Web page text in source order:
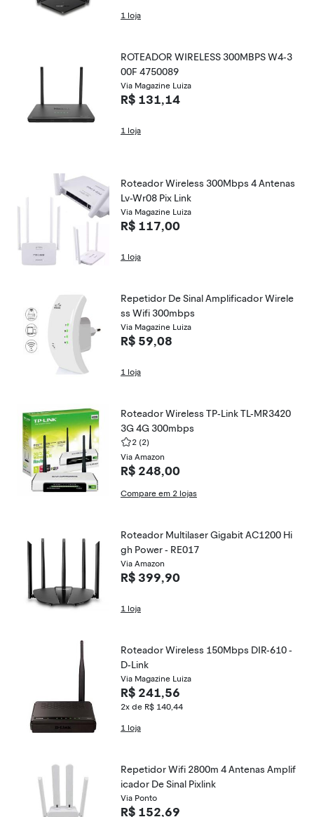
1 loja
ROTEADOR WIRELESS 300MBPS W4-3
00F 4750089
Via Magazine Luiza
R$ 131,14
1 loja
Roteador Wireless 300Mbps 4 Antenas
Lv-Wr08 Pix Link
Via Magazine Luiza
R$ 117,00
1 loja
Repetidor De Sinal Amplificador Wirele
ss Wifi 300mbps
Via Magazine Luiza
R$ 59,08
1 loja
Roteador Wireless TP-Link TL-MR3420
3G 4G 300mbps
2 (2)
Via Amazon
R$ 248,00
Compare em 2 lojas
Roteador Multilaser Gigabit AC1200 Hi
gh Power - RE017
Via Amazon
R$ 399,90
1 loja
Roteador Wireless 150Mbps DIR-610 -
D-Link
Via Magazine Luiza
R$ 241,56
2x de R$ 140,44
1 loja
Repetidor Wifi 2800m 4 Antenas Amplif
icador De Sinal Pixlink
Via Ponto
R$ 152,69